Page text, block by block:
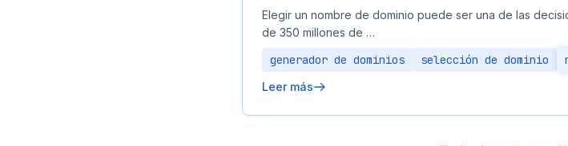
Elegir un nombre de dominio puede ser una de las
de 350 millones de …
generador de dominios selección de dominio
Leer más